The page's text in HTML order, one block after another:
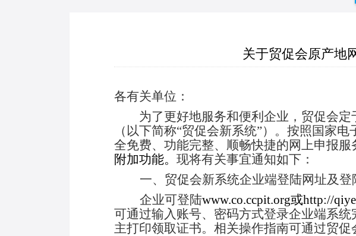
关于贸促会原产地
各有关单位：
为了更好地服务和便利企业，贸促会定
（以下简称“贸促会新系统”）。 按照国家电
全免费、功能完整、顺畅快捷的网上申报服
附加功能。 现将有关事宜通知如下：
一、贸促会新系统企业端登陆网址及登
企业可登陆www.co.ccpit.org或http://
可通过输入账号、密码方式登录企业端系
主打印领取证书。相关操作指南可通过贸促